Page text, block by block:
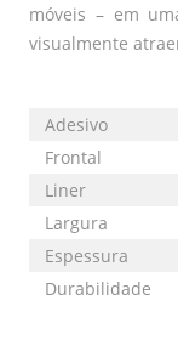
móveis – em
visualmente
Adesivo
Frontal
Liner
Largura
Espessura
Durabilidade